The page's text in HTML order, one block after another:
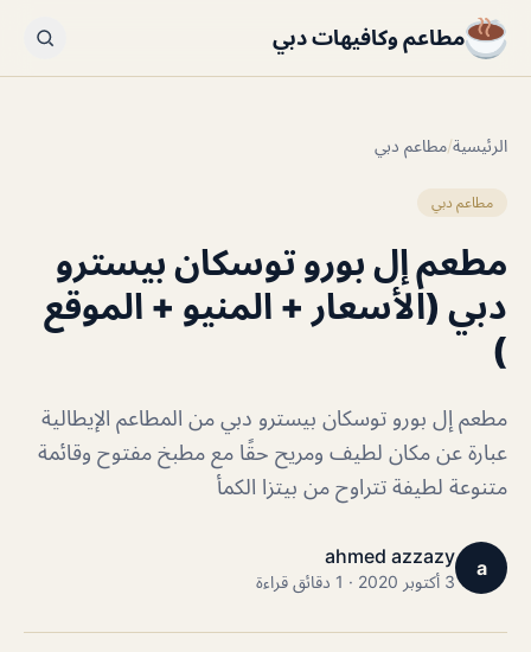
مطاعم وكافيهات دبي
الرئيسية/مطاعم دبي
مطاعم دبي
مطعم إل بورو توسكان بيسترو
دبي (الأسعار + المنيو + الموقع
)
مطعم إل بورو توسكان بيسترو دبي من المطاعم الإيطالية
عبارة عن مكان لطيف ومريح حقًا مع مطبخ مفتوح وقائمة
متنوعة لطيفة تتراوح من بيتزا الكمأ
a
ahmed azzazy
3 أكتوبر 2020 · 1 دقائق قراءة